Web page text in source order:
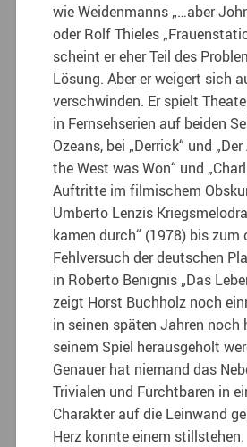
wie Weidenmanns „…aber
oder Rolf Thieles
scheint er eher Teil des
Lösung. Aber er weigert sich
verschwinden. Er spielt
in Fernsehserien auf beiden
Ozeans, bei „Derrick“ und
the West was Won“ und
Auftritte im filmischem
Umberto Lenzis
kamen durch“ (1978) bis
Fehlversuch der deutschen
in Roberto Benignis „Das
zeigt Horst Buchholz noch
in seinen späten Jahren noch
seinem Spiel herausgeholt
Genauer hat niemand das
Trivialen und Furchtbaren in
Charakter auf die Leinwand
Herz konnte einem stillstehen.